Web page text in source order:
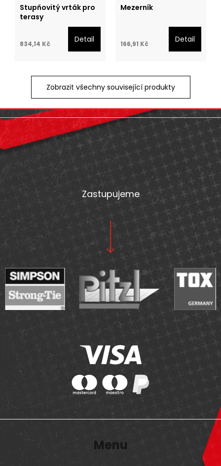
Stupňovitý vrták pro
terasy
834,14 Kč Detail
Mezerník
166,91 Kč Detail
Zobrazit všechny související produkty
Z
á
p
Menu
Zastupujeme